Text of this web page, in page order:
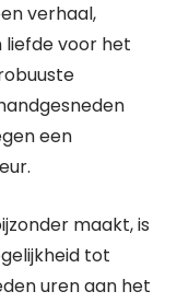
verhaal,
voor het
een
maakt, is
tot
uren aan het